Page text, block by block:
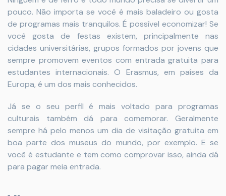
pouco. Não importa se você é mais baladeiro ou gosta
de programas mais tranquilos. É possível economizar! Se
você gosta de festas existem, principalmente nas
cidades universitárias, grupos formados por jovens que
sempre promovem eventos com entrada gratuita para
estudantes internacionais. O Erasmus, em países da
Europa, é um dos mais conhecidos.
Já se o seu perfil é mais voltado para programas
culturais também dá para comemorar. Geralmente
sempre há pelo menos um dia de visitação gratuita em
boa parte dos museus do mundo, por exemplo. E se
você é estudante e tem como comprovar isso, ainda dá
para pagar meia entrada.